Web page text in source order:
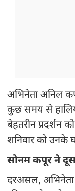
अभिनेता अनिल
कुछ समय से
बेहतरीन प्रदर्शन
शनिवार को उनके
सोनम कपूर ने
दरअसल, अभिनेता